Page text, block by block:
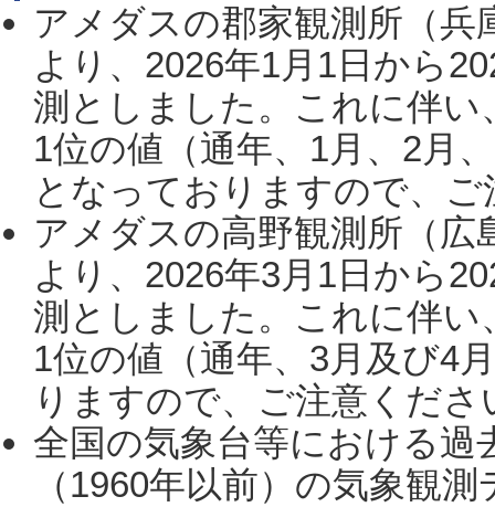
アメダスの郡家観測所（
より、2026年1月1日から
測としました。これに伴い
1位の値（通年、1月、2月
となっておりますので、
アメダスの高野観測所（
より、2026年3月1日から
測としました。これに伴い
1位の値（通年、3月及び4
りますので、ご注意くだ
全国の気象台等における過
（1960年以前）の気象観